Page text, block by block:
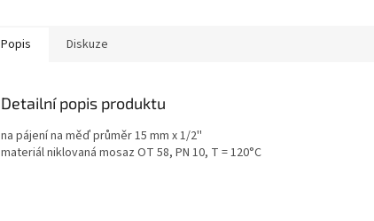
Popis Diskuze
Detailní popis produktu
na pájení na měď průměr 15 mm x 1/2''
materiál niklovaná mosaz OT 58, PN 10, T = 120°C